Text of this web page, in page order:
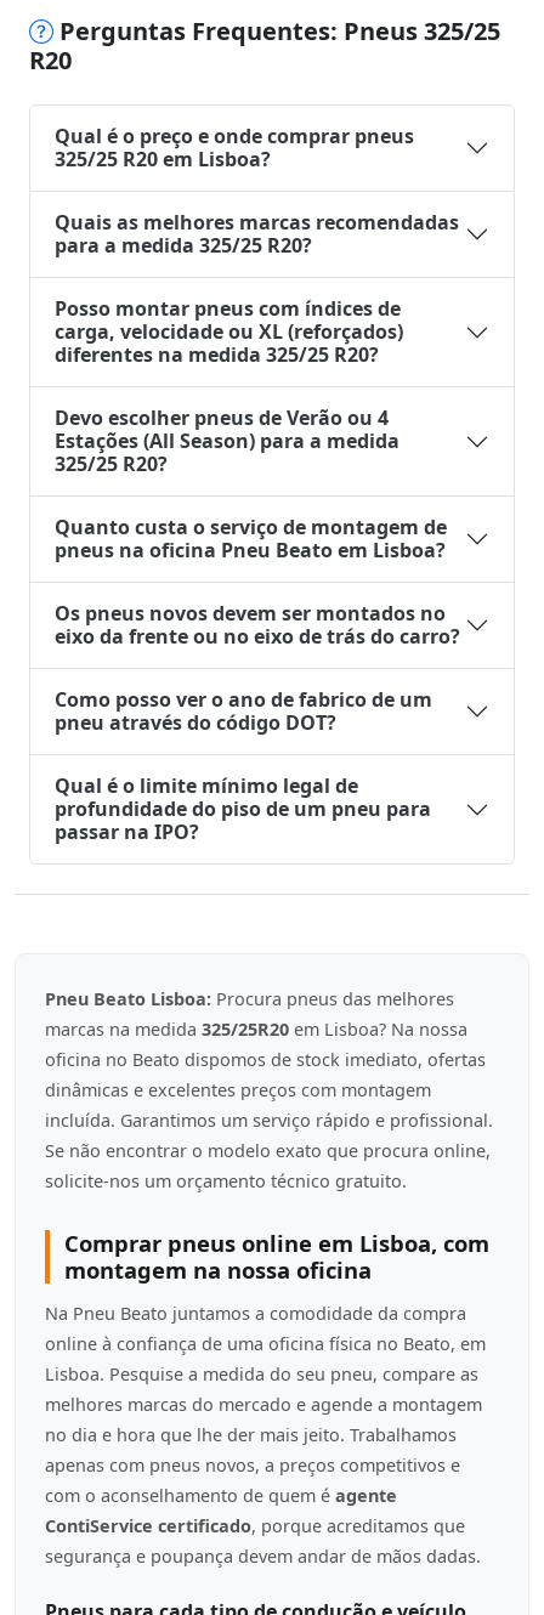
Perguntas Frequentes: Pneus 325/25
R20
Qual é o preço e onde comprar pneus
325/25 R20 em Lisboa?
Quais as melhores marcas recomendadas
para a medida 325/25 R20?
Posso montar pneus com índices de
carga, velocidade ou XL (reforçados)
diferentes na medida 325/25 R20?
Devo escolher pneus de Verão ou 4
Estações (All Season) para a medida
325/25 R20?
Quanto custa o serviço de montagem de
pneus na oficina Pneu Beato em Lisboa?
Os pneus novos devem ser montados no
eixo da frente ou no eixo de trás do carro?
Como posso ver o ano de fabrico de um
pneu através do código DOT?
Qual é o limite mínimo legal de
profundidade do piso de um pneu para
passar na IPO?
Pneu Beato Lisboa: Procura pneus das melhores
marcas na medida 325/25R20 em Lisboa? Na nossa
oficina no Beato dispomos de stock imediato, ofertas
dinâmicas e excelentes preços com montagem
incluída. Garantimos um serviço rápido e profissional.
Se não encontrar o modelo exato que procura online,
solicite-nos um orçamento técnico gratuito.
Comprar pneus online em Lisboa, com
montagem na nossa oficina
Na Pneu Beato juntamos a comodidade da compra
online à confiança de uma oficina física no Beato, em
Lisboa. Pesquise a medida do seu pneu, compare as
melhores marcas do mercado e agende a montagem
no dia e hora que lhe der mais jeito. Trabalhamos
apenas com pneus novos, a preços competitivos e
com o aconselhamento de quem é agente
ContiService certificado, porque acreditamos que
segurança e poupança devem andar de mãos dadas.